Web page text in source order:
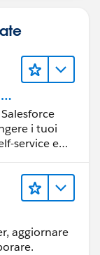
i tuoi
service e
aggiornare